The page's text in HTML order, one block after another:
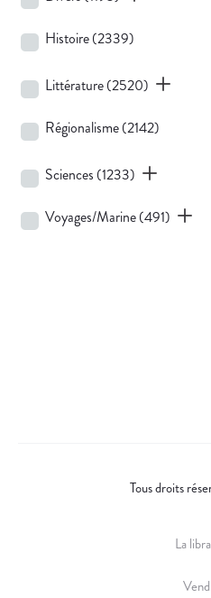
Histoire(2339)
Littérature(2520)
Régionalisme(2142)
Sciences (1233)
Voyages/Marine(491)
Tous droits
La